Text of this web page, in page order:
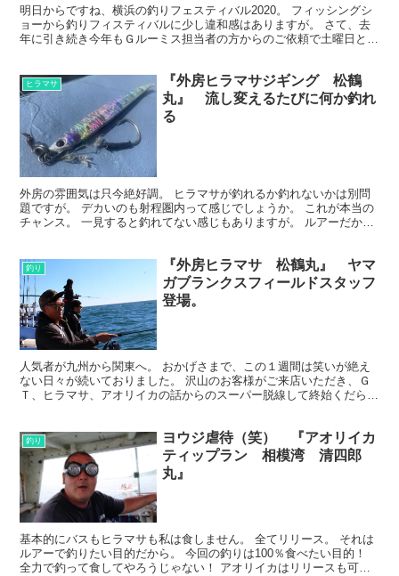
明日からですね、横浜の釣りフェスティバル2020。 フィッシングシ
ョーから釣りフィスティバルに少し違和感はありますが。 さて、去
年に引き続き今年もＧルーミス担当者の方からのご依頼で土曜日と日
ヒラマサ
『外房ヒラマサジギング 松鶴
丸』 流し変えるたびに何か釣れ
る
外房の雰囲気は只今絶好調。 ヒラマサが釣れるか釣れないかは別問
題ですが。 デカいのも射程圏内って感じでしょうか。 これが本当の
チャンス。 一見すると釣れてない感じもありますが。 ルアーだから
釣り
『外房ヒラマサ 松鶴丸』 ヤマ
ガブランクスフィールドスタッフ
登場。
人気者が九州から関東へ。 おかげさまで、この１週間は笑いが絶え
ない日々が続いておりました。 沢山のお客様がご来店いただき、Ｇ
Ｔ、ヒラマサ、アオリイカの話からのスーパー脱線して終始くだらな
釣り
ヨウジ虐待（笑） 『アオリイカ
ティップラン 相模湾 清四郎
丸』
基本的にバスもヒラマサも私は食しません。 全てリリース。 それは
ルアーで釣りたい目的だから。 今回の釣りは100％食べたい目的！
全力で釣って食してやろうじゃない！ アオリイカはリリースも可能